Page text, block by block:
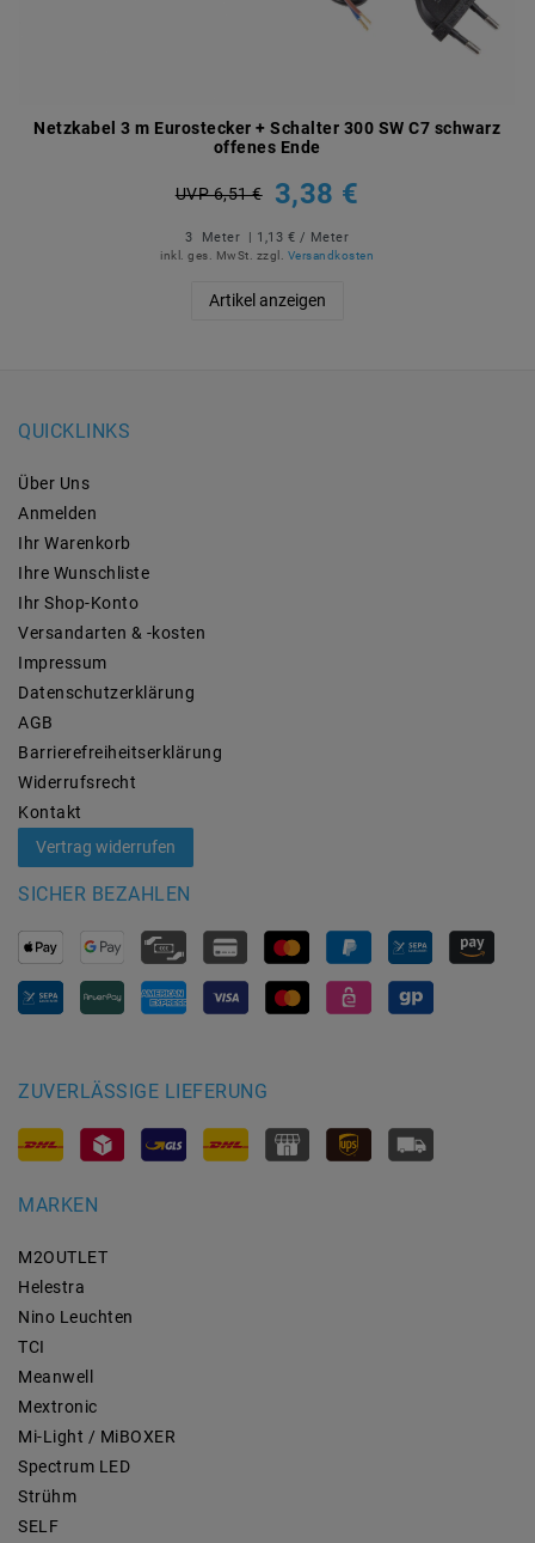
Netzkabel 3 m Eurostecker + Schalter 300 SW C7 schwarz
offenes Ende
UVP 6,51 € 3,38 €
3 Meter | 1,13 € / Meter
inkl. ges. MwSt. zzgl. Versandkosten
Artikel anzeigen
QUICKLINKS
Über Uns
Anmelden
Ihr Warenkorb
Ihre Wunschliste
Ihr Shop-Konto
Versandarten & -kosten
Impressum
Daten­schutz­erklärung
AGB
Barrierefreiheitserklärung
Widerrufs­recht
Kontakt
Vertrag widerrufen
SICHER BEZAHLEN
ZUVERLÄSSIGE LIEFERUNG
MARKEN
M2OUTLET
Helestra
Nino Leuchten
TCI
Meanwell
Mextronic
Mi-Light / MiBOXER
Spectrum LED
Strühm
SELF